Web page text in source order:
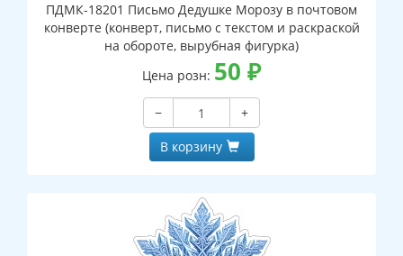
ПДМК-18201 Письмо Дедушке Морозу в почтовом
конверте (конверт, письмо с текстом и раскраской
на обороте, вырубная фигурка)
Цена розн: 50 ₽
−
+
В корзину